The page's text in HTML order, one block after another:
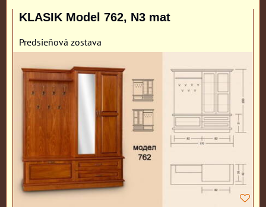
KLASIK Model 762, N3 mat
Predsieňová zostava